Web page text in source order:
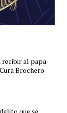
al papa
Brochero